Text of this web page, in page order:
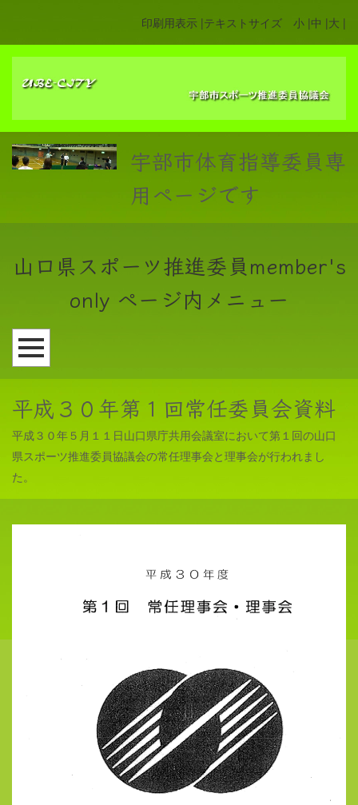
印刷用表示 |テキストサイズ 小 |中 |大 |
宇部市体育指導委員専
用ページです
山口県スポーツ推進委員member's
only ページ内メニュー
平成３０年第１回常任委員会資料
平成３０年５月１１日山口県庁共用会議室において第１回の山口
県スポーツ推進委員協議会の常任理事会と理事会が行われまし
た。